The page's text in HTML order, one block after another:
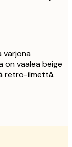
varjona
on vaalea beige
retro-ilmettä.